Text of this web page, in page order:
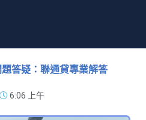
答疑：聯通貸專業解答
6:06 上午